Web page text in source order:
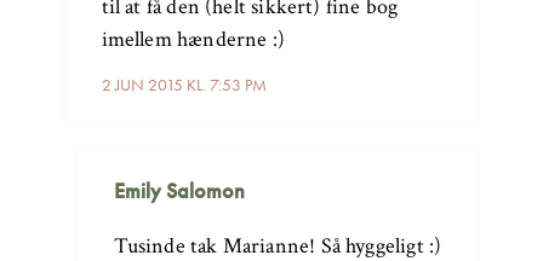
2 JUN 2015 KL. 7:53 PM
til at få den (helt sikkert) fine bog
imellem hænderne :)
Emily Salomon
Tusinde tak Marianne! Så hyggeligt :)